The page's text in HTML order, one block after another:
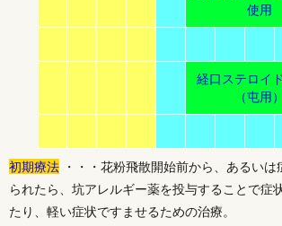
使用
経口ステロイ
（屯用）
初期療法 ・・・花粉飛散開始前から、あるい
られたら、坑アレルギー薬を投与することで症
たり、軽い症状ですませるための治療。